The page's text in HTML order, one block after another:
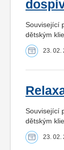
Související
dětským
23. 02.
Související
dětským
23. 02.